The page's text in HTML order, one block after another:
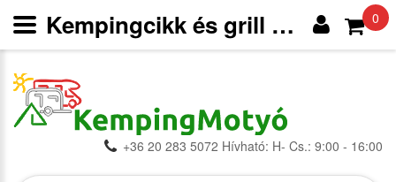
+36 20 283 5072 Hívható: H- Cs.: 9:00 - 16:00
0
Kempingcikk és grill webáruház